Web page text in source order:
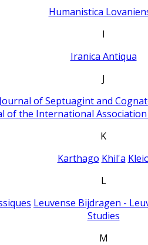
Humanistica
I
Iranica Antiqua
J
Journal of Septuagint and
of the International
K
Karthago Khil'a
L
Leuvense Bijdragen -
Studies
M